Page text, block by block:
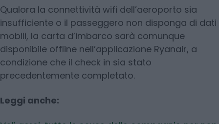
Qualora la connettività wifi dell’aeroporto sia
insufficiente o il passeggero non disponga di dati
mobili, la carta d’imbarco sarà comunque
disponibile offline nell’applicazione Ryanair, a
condizione che il check in sia stato
precedentemente completato.
Leggi anche: